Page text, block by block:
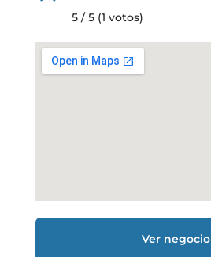
5 / 5 (1 votos)
Ver negocio